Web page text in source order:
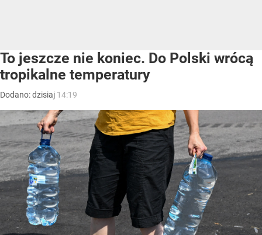
To jeszcze nie koniec. Do Polski wrócą
tropikalne temperatury
Dodano:dzisiaj 14:19